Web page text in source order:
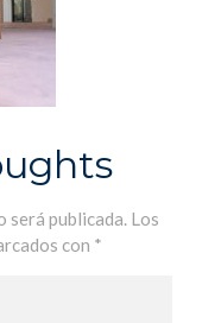
será publicada. Los
con *